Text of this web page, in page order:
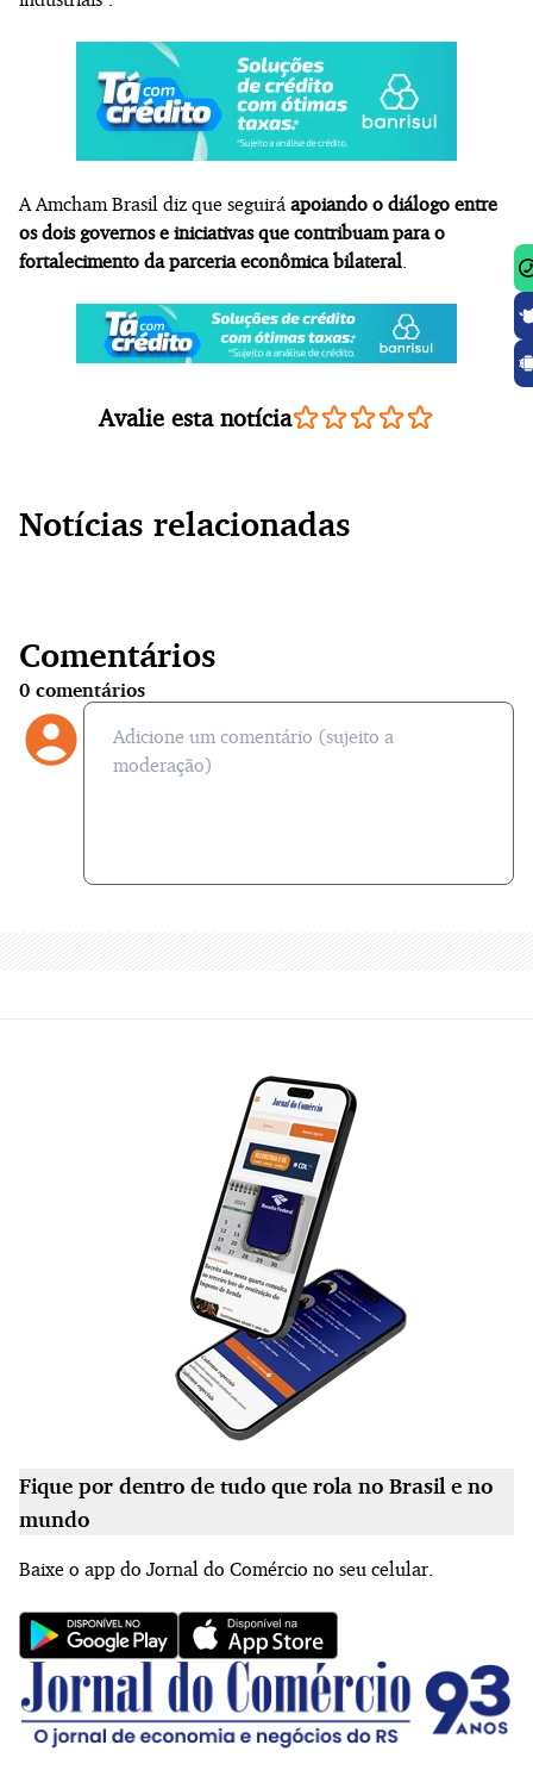
A Amcham Brasil diz que seguirá apoiando o diálogo entre
os dois governos e iniciativas que contribuam para o
fortalecimento da parceria econômica bilateral.
Avalie esta notícia
Notícias relacionadas
Comentários
0 comentários
Fique por dentro de tudo que rola no Brasil e no
mundo
Baixe o app do Jornal do Comércio no seu celular.